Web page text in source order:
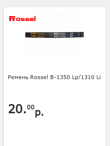
Ремень Rossel В-1350 Lp/1310 Li
20.00р.